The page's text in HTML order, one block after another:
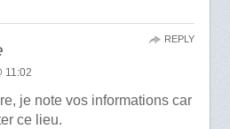
11:02
je note vos informations car
ce lieu.
REPLY